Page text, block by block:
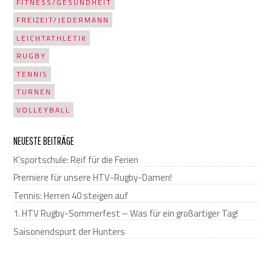
FREIZEIT/JEDERMANN
LEICHTATHLETIK
RUGBY
TENNIS
TURNEN
VOLLEYBALL
NEUESTE BEITRÄGE
K’sportschule: Reif für die Ferien
Premiere für unsere HTV-Rugby-Damen!
Tennis: Herren 40 steigen auf
1. HTV Rugby-Sommerfest – Was für ein großartiger Tag!
Saisonendspurt der Hunters